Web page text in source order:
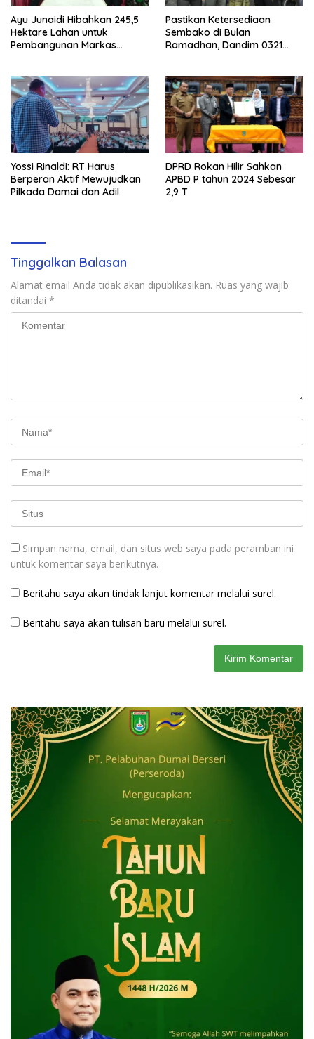
Ayu Junaidi Hibahkan 245,5
Hektare Lahan untuk
Pembangunan Markas
Pastikan Ketersediaan
Sembako di Bulan
Ramadhan, Dandim 0321
Datuk Rubiah
Yossi Rinaldi: RT Harus
Berperan Aktif Mewujudkan
Pilkada Damai dan Adil
DPRD Rokan Hilir Sahkan
APBD P tahun 2024 Sebesar
2,9 T
Tinggalkan Balasan
Alamat email Anda tidak akan dipublikasikan. Ruas yang wajib
ditandai *
Simpan nama, email, dan situs web saya pada peramban ini
untuk komentar saya berikutnya.
Beritahu saya akan tindak lanjut komentar melalui surel.
Beritahu saya akan tulisan baru melalui surel.